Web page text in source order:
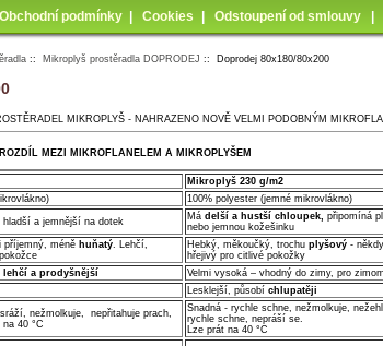
Obchodní podmínky Cookies Odstoupení od smlouvy
:: Mikroplyš prostěradla DOPRODEJ :: Doprodej 80x180/80x200
MIKROPLYŠ - NAHRAZENO NOVĚ VELMI PODOBNÝM
ROZDÍL MEZI MIKROFLANELEM A MIKROPLYŠEM
Mikroplyš 230 g/m2
100% polyester (jemné mikrovlákno)
hladší a jemnější na dotek Mádelší a hustší chloupek,připomíná
nebo jemnou kožešinku
příjemný, méně huňatý. Lehčí,
Hebký, měkoučký, trochuplyšový -
hřejivý pro citlivé pokožky
lehčí a prodyšnější
Velmi vysoká – vhodný do zimy, pro
Lesklejší, působíchlupatěji
nežmolkuje, nepřitahuje prach,
40 °C
Snadná - rychle schne, nežmolkuje,
rychle schne, nepráší se.
Lze prát na 40 °C